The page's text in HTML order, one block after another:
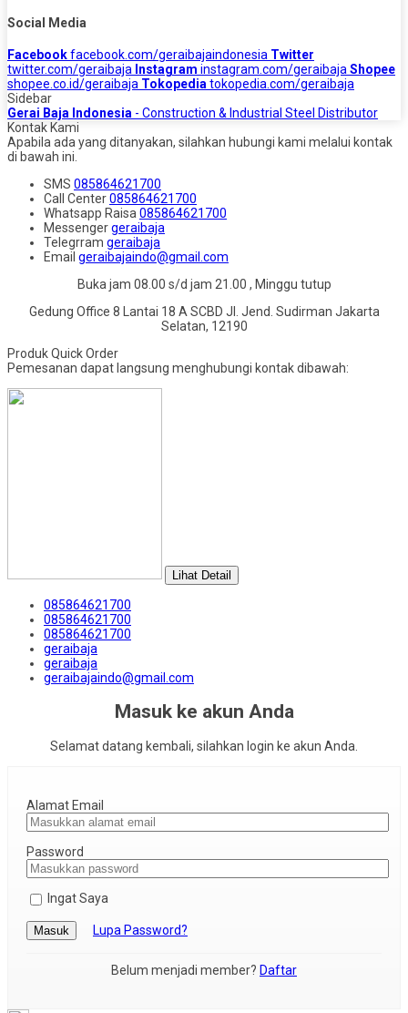
Social Media
Facebookfacebook.com/geraibajaindonesia Twitter
twitter.com/geraibaja Instagram instagram.com/geraibaja Shopee
shopee.co.id/geraibaja Tokopedia tokopedia.com/geraibaja
Sidebar
Gerai Baja Indonesia - Construction & Industrial Steel Distributor
Kontak Kami
Apabila ada yang ditanyakan, silahkan hubungi kami melalui kontak
di bawah ini.
SMS 085864621700
Call Center085864621700
Whatsapp Raisa 085864621700
Messengergeraibaja
Telegrram geraibaja
Email geraibajaindo@gmail.com
Buka jam 08.00 s/d jam 21.00 , Minggu tutup
Gedung Office 8 Lantai 18 A SCBD Jl. Jend. Sudirman Jakarta
Selatan, 12190
Produk Quick Order
Pemesanan dapat langsung menghubungi kontak dibawah:
Lihat Detail
085864621700
085864621700
085864621700
geraibaja
geraibaja
geraibajaindo@gmail.com
Masuk ke akun Anda
Selamat datang kembali, silahkan login ke akun Anda.
Alamat Email
Password
Ingat Saya
Masuk Lupa Password?
Belum menjadi member? Daftar